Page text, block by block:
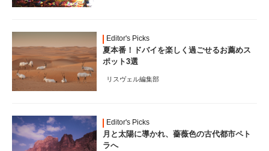
Editor's Picks
夏本番！ドバイを楽しく過ごせるお薦めス
ポット3選
リスヴェル編集部
Editor's Picks
月と太陽に導かれ、薔薇色の古代都市ペト
ラへ